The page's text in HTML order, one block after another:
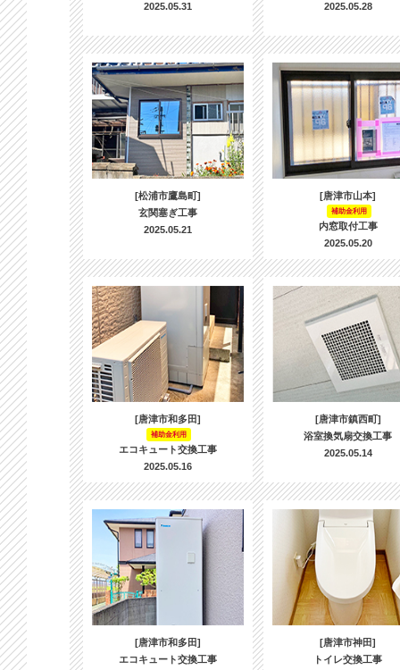
2025.05.31
2025.05.28
[松浦市鷹島町]
玄関塞ぎ工事
2025.05.21
[唐津市山本]
補助金利用
内窓取付工事
2025.05.20
[唐津市和多田]
補助金利用
エコキュート交換工事
2025.05.16
[唐津市鎮西町]
浴室換気扇交換工事
2025.05.14
[唐津市和多田]
エコキュート交換工事
[唐津市神田]
トイレ交換工事